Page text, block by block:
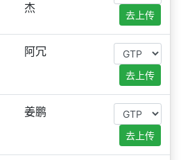
杰
去上传
阿冗
去上传
姜鹏
去上传